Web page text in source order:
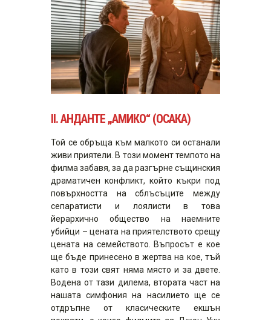
II.АНДАНТЕ „АМИКО“ (ОСАКА)
Той се обръща към малкото си останали
живи приятели. В този момент темпото на
филма забавя, за да разгърне същинския
драматичен конфликт, който къкри под
повърхността на сблъсъците между
сепаратисти и лоялисти в това
йерархично общество на наемните
убийци – цената на приятелството срещу
цената на семейството. Въпросът е кое
ще бъде принесено в жертва на кое, тъй
като в този свят няма място и за двете.
Водена от тази дилема, втората част на
нашата симфония на насилието ще се
отдръпне от класическите екшън